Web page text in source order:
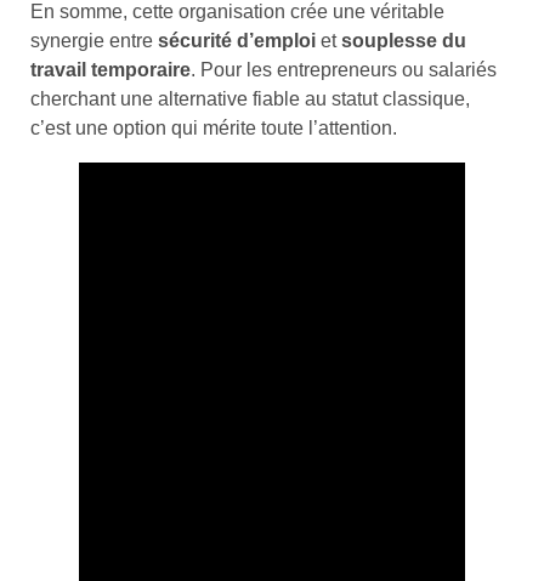
En somme, cette organisation crée une véritable
synergie entre sécurité d’emploi etsouplesse du
travail temporaire. Pour les entrepreneurs ou salariés
cherchant une alternative fiable au statut classique,
c’est une option qui mérite toute l’attention.